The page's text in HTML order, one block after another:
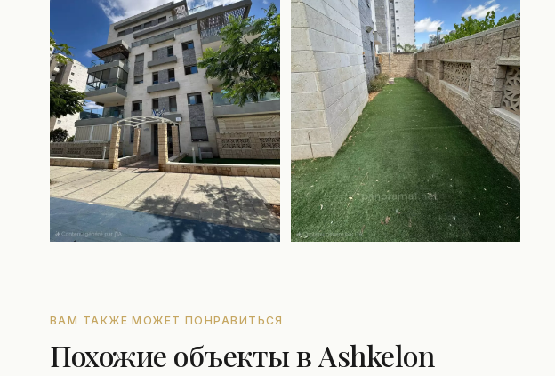
ВАМ ТАКЖЕ МОЖЕТ ПОНРАВИТЬСЯ
Похожие объекты в Ashkelon